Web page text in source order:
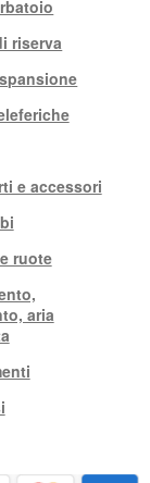
riserva
e accessori
ruote
aria